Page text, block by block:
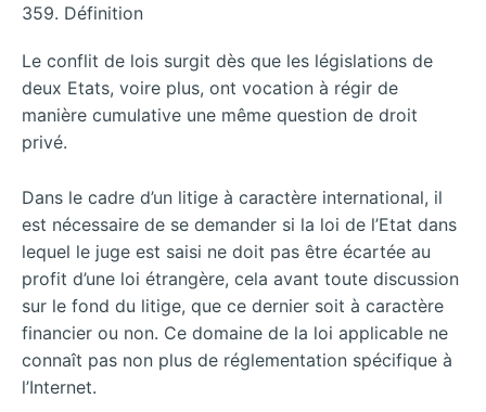
359. Définition
Le conflit de lois surgit dès que les législations de
deux Etats, voire plus, ont vocation à régir de
manière cumulative une même question de droit
privé.
Dans le cadre d’un litige à caractère international, il
est nécessaire de se demander si la loi de l’Etat dans
lequel le juge est saisi ne doit pas être écartée au
profit d’une loi étrangère, cela avant toute discussion
sur le fond du litige, que ce dernier soit à caractère
financier ou non. Ce domaine de la loi applicable ne
connaît pas non plus de réglementation spécifique à
l’Internet.